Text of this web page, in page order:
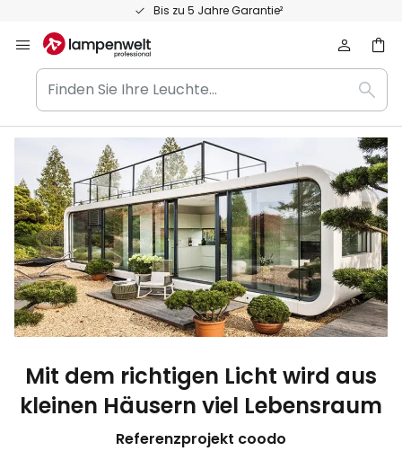
Bis zu 5 Jahre Garantie²
Inhalt
springen
Finden
Sie
Ihre
Leuchte...
Mit dem richtigen Licht wird aus
kleinen Häusern viel Lebensraum
Referenzprojekt coodo